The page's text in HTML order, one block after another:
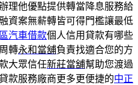
理他優點提供轉當降息服務給
資案無薪轉皆可得門檻讓最低
汽車借款個人信用貸款有哪些
轉永和當舖負責找適合您的方
大眾信任新莊當舖幫助您渡過
款服務廠商更多更便捷的中正